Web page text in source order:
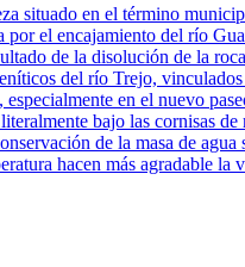
situado en el término
el encajamiento del río
de la disolución de la
del río Trejo,
en el nuevo
bajo las
de la masa de
hacen más agradable